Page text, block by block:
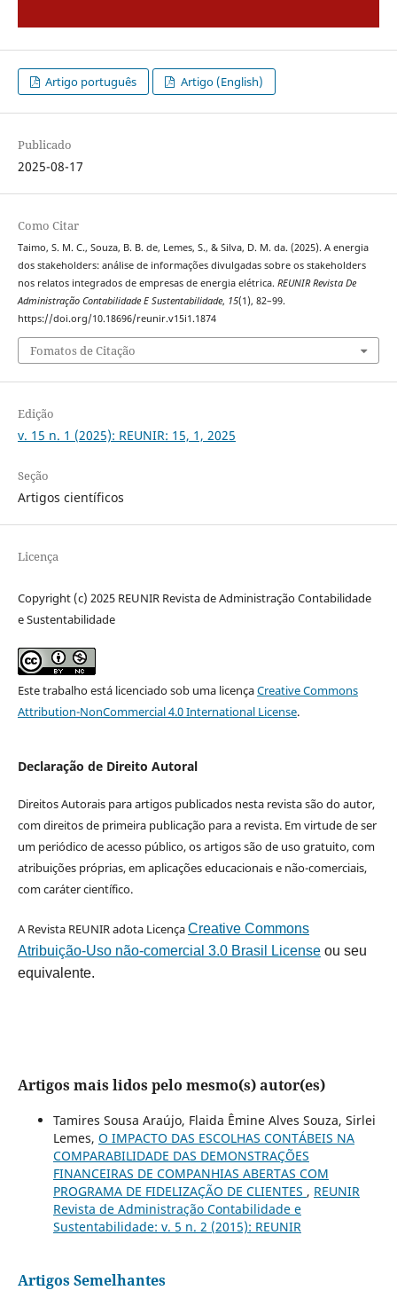
Artigo português Artigo (English)
Publicado
2025-08-17
Como Citar
Taimo, S. M. C., Souza, B. B. de, Lemes, S., & Silva, D. M. da. (2025). A energia
dos stakeholders: análise de informações divulgadas sobre os stakeholders
nos relatos integrados de empresas de energia elétrica. REUNIR Revista De
Administração Contabilidade E Sustentabilidade, 15(1), 82–99.
https://doi.org/10.18696/reunir.v15i1.1874
Fomatos de Citação
Edição
v. 15 n. 1 (2025): REUNIR: 15, 1, 2025
Seção
Artigos científicos
Licença
Copyright (c) 2025 REUNIR Revista de Administração Contabilidade
e Sustentabilidade
Este trabalho está licenciado sob uma licençaCreative Commons
Attribution-NonCommercial 4.0 International License.
Declaração de Direito Autoral
Direitos Autorais para artigos publicados nesta revista são do autor,
com direitos de primeira publicação para a revista. Em virtude de ser
um periódico de acesso público, os artigos são de uso gratuito, com
atribuições próprias, em aplicações educacionais e não-comerciais,
com caráter científico.
A Revista REUNIR adota LicençaCreative Commons
Atribuição-Uso não-comercial 3.0 Brasil Licenseou seu
equivalente.
Artigos mais lidos pelo mesmo(s) autor(es)
Tamires Sousa Araújo, Flaida Êmine Alves Souza, Sirlei
Lemes, O IMPACTO DAS ESCOLHAS CONTÁBEIS NA
COMPARABILIDADE DAS DEMONSTRAÇÕES
FINANCEIRAS DE COMPANHIAS ABERTAS COM
PROGRAMA DE FIDELIZAÇÃO DE CLIENTES , REUNIR
Revista de Administração Contabilidade e
Sustentabilidade: v. 5 n. 2 (2015): REUNIR
Artigos Semelhantes